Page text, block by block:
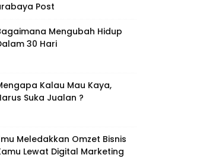
Post
Mengubah Hidup
30 Hari
Kalau Mau Kaya,
Suka Jualan ?
Meledakkan Omzet Bisnis
Lewat Digital Marketing